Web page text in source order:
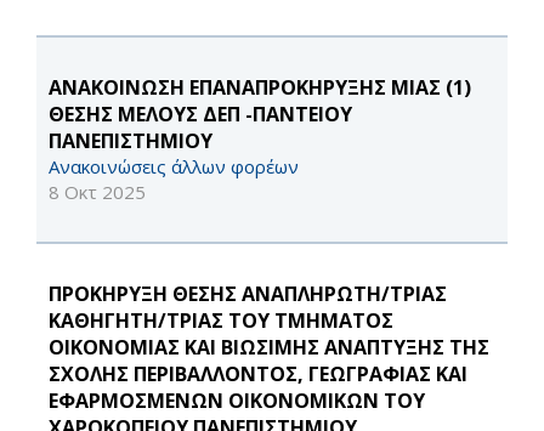
ΑΝΑΚΟΙΝΩΣΗ ΕΠΑΝΑΠΡΟΚΗΡΥΞΗΣ ΜΙΑΣ (1)
ΘΕΣΗΣ ΜΕΛΟΥΣ ΔΕΠ -ΠΑΝΤΕΙΟΥ
ΠΑΝΕΠΙΣΤΗΜΙΟΥ
Ανακοινώσεις άλλων φορέων
8 Οκτ 2025
ΠΡΟΚΗΡΥΞΗ ΘΕΣΗΣ ΑΝΑΠΛΗΡΩΤΗ/ΤΡΙΑΣ
ΚΑΘΗΓΗΤΗ/ΤΡΙΑΣ ΤΟΥ ΤΜΗΜΑΤΟΣ
ΟΙΚΟΝΟΜΙΑΣ ΚΑΙ ΒΙΩΣΙΜΗΣ ΑΝΑΠΤΥΞΗΣ ΤΗΣ
ΣΧΟΛΗΣ ΠΕΡΙΒΑΛΛΟΝΤΟΣ, ΓΕΩΓΡΑΦΙΑΣ ΚΑΙ
ΕΦΑΡΜΟΣΜΕΝΩΝ ΟΙΚΟΝΟΜΙΚΩΝ ΤΟΥ